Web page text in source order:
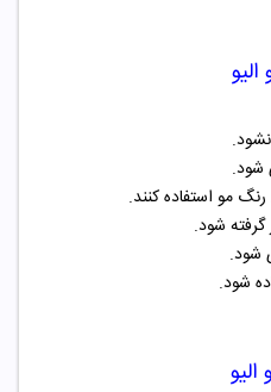
الیو
شود.
رنگ مو استفاده کنند.
گرفته شود.
شود.
شود.